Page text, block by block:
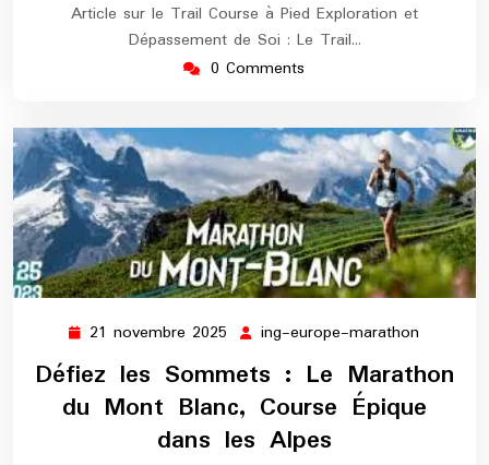
Article sur le Trail Course à Pied Exploration et
Dépassement de Soi : Le Trail…
0 Comments
21 novembre 2025 21
novembre
2025
ing-europe-marathon
marathon
Défiez les Sommets : Le Marathon
du Mont Blanc, Course Épique
dans les Alpes